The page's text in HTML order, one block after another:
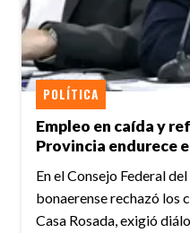
Empleo en caída y
Provincia endurece
POLÍTICA
En el Consejo Federal
bonaerense rechazó los
Casa Rosada, exigió